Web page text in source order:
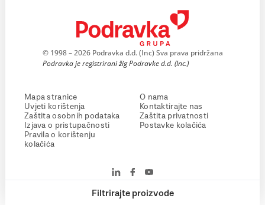
Filtrirajte proizvode
© 1998 – 2026 Podravka d.d. (Inc) Sva prava pridržana
Podravka je registrirani žig Podravke d.d. (Inc.)
Mapa stranice
Uvjeti korištenja
Zaštita osobnih podataka
Izjava o pristupačnosti
Pravila o korištenju
kolačića
O nama
Kontaktirajte nas
Zaštita privatnosti
Postavke kolačića